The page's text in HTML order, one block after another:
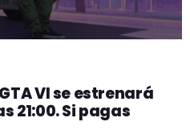
VI se estrenará
21:00. Si pagas